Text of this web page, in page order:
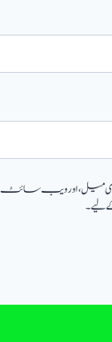
میل، اور ویب سائٹ